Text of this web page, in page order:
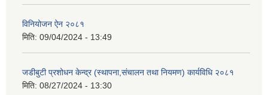
विनियोजन ऐन २०८१
मिति: 09/04/2024 - 13:49
जडीबुटी प्रशोधन केन्द्र (स्थापना,संचालन तथा नियमण) कार्यविधि २०८१
मिति: 08/27/2024 - 13:30